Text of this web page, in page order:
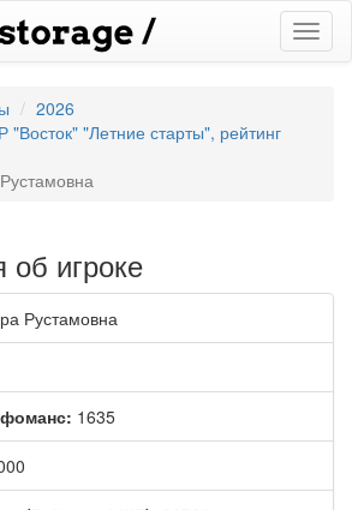
2026
"Летние старты", рейтинг
игроке
Рустамовна
1635